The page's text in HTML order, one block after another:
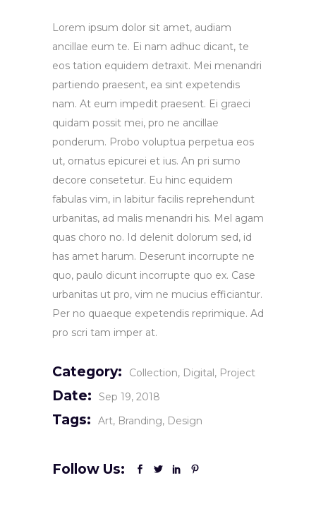
Lorem ipsum dolor sit amet, audiam
ancillae eum te. Ei nam adhuc dicant, te
eos tation equidem detraxit. Mei menandri
partiendo praesent, ea sint expetendis
nam. At eum impedit praesent. Ei graeci
quidam possit mei, pro ne ancillae
ponderum. Probo voluptua perpetua eos
ut, ornatus epicurei et ius. An pri sumo
decore consetetur. Eu hinc equidem
fabulas vim, in labitur facilis reprehendunt
urbanitas, ad malis menandri his. Mel agam
quas choro no. Id delenit dolorum sed, id
has amet harum. Deserunt incorrupte ne
quo, paulo dicunt incorrupte quo ex. Case
urbanitas ut pro, vim ne mucius efficiantur.
Per no quaeque expetendis reprimique. Ad
pro scri tam imper at.
Category: Collection Digital Project
Date: Sep 19, 2018
Tags: Art Branding Design
Follow Us: